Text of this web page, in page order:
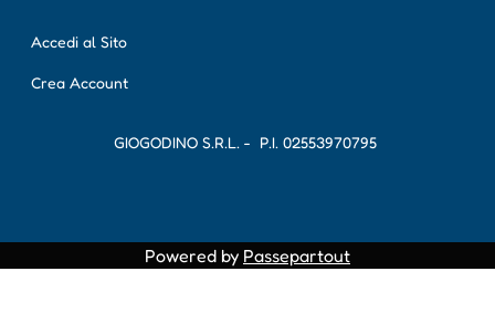
Accedi al Sito
Crea Account
GIOGODINO S.R.L. - P.I. 02553970795
Powered by Passepartout